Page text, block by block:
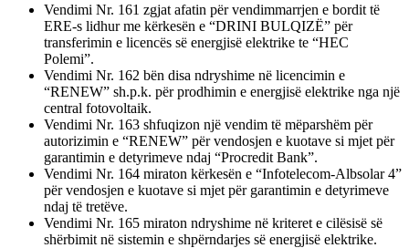
Vendimi Nr. 161 zgjat afatin për vendimmarrjen e bordit të
ERE-s lidhur me kërkesën e “DRINI BULQIZË” për
transferimin e licencës së energjisë elektrike te “HEC
Polemi”.
Vendimi Nr. 162 bën disa ndryshime në licencimin e
“RENEW” sh.p.k. për prodhimin e energjisë elektrike nga një
central fotovoltaik.
Vendimi Nr. 163 shfuqizon një vendim të mëparshëm për
autorizimin e “RENEW” për vendosjen e kuotave si mjet për
garantimin e detyrimeve ndaj “Procredit Bank”.
Vendimi Nr. 164 miraton kërkesën e “Infotelecom-Albsolar 4”
për vendosjen e kuotave si mjet për garantimin e detyrimeve
ndaj të tretëve.
Vendimi Nr. 165 miraton ndryshime në kriteret e cilësisë së
shërbimit në sistemin e shpërndarjes së energjisë elektrike.